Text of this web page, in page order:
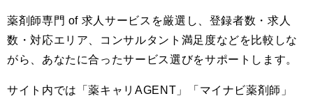
薬剤師専門 of 求人サービスを厳選し、登録者数・求人
数・対応エリア、コンサルタント満足度などを比較しな
がら、あなたに合ったサービス選びをサポートします。
サイト内では「薬キャリAGENT」「マイナビ薬剤師」